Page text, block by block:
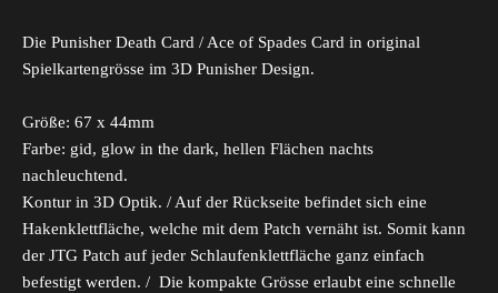
Die Punisher Death Card / Ace of Spades Card in original
Spielkartengrösse im 3D Punisher Design.
Größe: 67 x 44mm
Farbe: gid, glow in the dark, hellen Flächen nachts
nachleuchtend.
Kontur in 3D Optik. / Auf der Rückseite befindet sich eine
Hakenklettfläche, welche mit dem Patch vernäht ist. Somit kann
der JTG Patch auf jeder Schlaufenklettfläche ganz einfach
befestigt werden. / Die kompakte Grösse erlaubt eine schnelle